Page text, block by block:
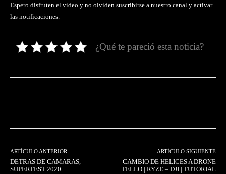
Espero disfruten el video y no olviden suscribirse a nuestro canal y activar
las notificaciones.
¿Qué te pareció esta noticia?
ARTÍCULO ANTERIOR
DETRAS DE CAMARAS,
SUPERFEST 2020
ARTÍCULO SIGUIENTE
CAMBIO DE HELICES A DRONE
TELLO | RYZE – DJI | TUTORIAL